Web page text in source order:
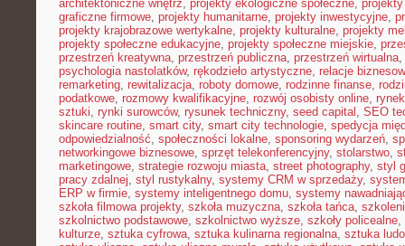
architektoniczne wnętrz, projekty ekologiczne społeczne,
graficzne firmowe, projekty humanitarne, projekty inwestycyjne,
projekty krajobrazowe wertykalne, projekty kulturalne, projekty
projekty społeczne edukacyjne, projekty społeczne miejskie,
przestrzeń kreatywna, przestrzeń publiczna, przestrzeń wirtualna,
psychologia nastolatków, rękodzieło artystyczne, relacje
remarketing, rewitalizacja, roboty domowe, rodzinne finanse,
podatkowe, rozmowy kwalifikacyjne, rozwój osobisty online,
sztuki, rynki surowców, rysunek techniczny, seed capital , SEO
skincare routine, smart city, smart city technologie, spedycja
odpowiedzialność, społeczności lokalne, sponsoring wydarzeń,
networkingowe biznesowe, sprzęt telekonferencyjny, stolarstwo,
marketingowe, strategie rozwoju miasta, street photography, styl
pracy zdalnej, styl rustykalny, systemy CRM w sprzedaży,
ERP w firmie, systemy inteligentnego domu, systemy
szkoła filmowa projekty, szkoła muzyczna, szkoła tańca,
szkolnictwo podstawowe, szkolnictwo wyższe, szkoły policealne,
kulturze, sztuka cyfrowa, sztuka kulinarna regionalna, sztuka